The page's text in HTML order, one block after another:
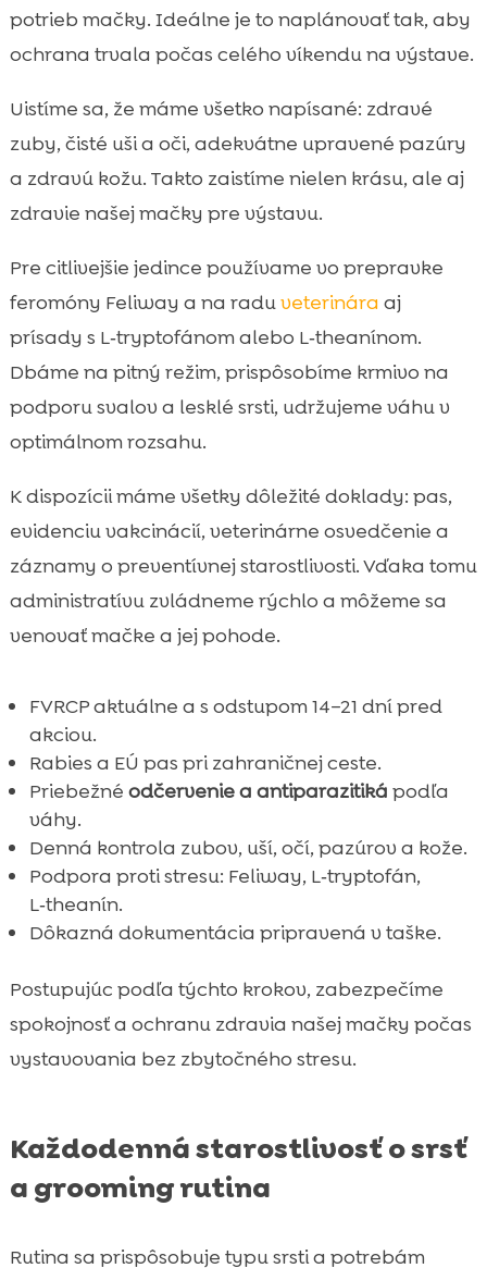
potrieb mačky. Ideálne je to naplánovať tak, aby
ochrana trvala počas celého víkendu na výstave.
Uistíme sa, že máme všetko napísané: zdravé
zuby, čisté uši a oči, adekvátne upravené pazúry
a zdravú kožu. Takto zaistíme nielen krásu, ale aj
zdravie našej mačky pre výstavu.
Pre citlivejšie jedince používame vo prepravke
feromóny Feliway a na raduveterinára aj
prísady s L‑tryptofánom alebo L‑theanínom.
Dbáme na pitný režim, prispôsobíme krmivo na
podporu svalov a lesklé srsti, udržujeme váhu v
optimálnom rozsahu.
K dispozícii máme všetky dôležité doklady: pas,
evidenciu vakcinácií, veterinárne osvedčenie a
záznamy o preventívnej starostlivosti. Vďaka tomu
administratívu zvládneme rýchlo a môžeme sa
venovať mačke a jej pohode.
FVRCP aktuálne a s odstupom 14–21 dní pred
akciou.
Rabies a EÚ pas pri zahraničnej ceste.
Priebežné odčervenie a antiparazitiká podľa
váhy.
Denná kontrola zubov, uší, očí, pazúrov a kože.
Podpora proti stresu: Feliway, L‑tryptofán,
L‑theanín.
Dôkazná dokumentácia pripravená v taške.
Postupujúc podľa týchto krokov, zabezpečíme
spokojnosť a ochranu zdravia našej mačky počas
vystavovania bez zbytočného stresu.
Každodenná starostlivosť o srsť
a grooming rutina
Rutina sa prispôsobuje typu srsti a potrebám